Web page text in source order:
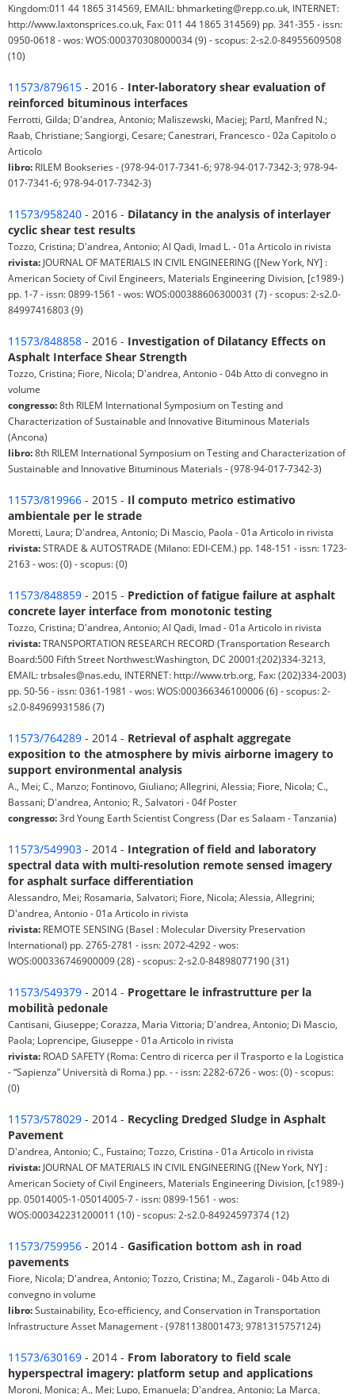
Kingdom:011 44 1865 314569, EMAIL: bhmarketing@repp.co.uk, INTERNET:
http://www.laxtonsprices.co.uk, Fax: 011 44 1865 314569) pp. 341-355 - issn:
0950-0618 - wos: WOS:000370308000034 (9) - scopus: 2-s2.0-84955609508
(10)
11573/879615 - 2016 - Inter-laboratory shear evaluation of
reinforced bituminous interfaces
Ferrotti, Gilda; D'andrea, Antonio; Maliszewski, Maciej; Partl, Manfred N.;
Raab, Christiane; Sangiorgi, Cesare; Canestrari, Francesco - 02a Capitolo o
Articolo
libro: RILEM Bookseries - (978-94-017-7341-6; 978-94-017-7342-3; 978-94-
017-7341-6; 978-94-017-7342-3)
11573/958240 - 2016 - Dilatancy in the analysis of interlayer
cyclic shear test results
Tozzo, Cristina; D'andrea, Antonio; Al Qadi, Imad L. - 01a Articolo in rivista
rivista: JOURNAL OF MATERIALS IN CIVIL ENGINEERING ([New York, NY] :
American Society of Civil Engineers, Materials Engineering Division, [c1989-)
pp. 1-7 - issn: 0899-1561 - wos: WOS:000388606300031 (7) - scopus: 2-s2.0-
84997416803 (9)
11573/848858 - 2016 - Investigation of Dilatancy Effects on
Asphalt Interface Shear Strength
Tozzo, Cristina; Fiore, Nicola; D'andrea, Antonio - 04b Atto di convegno in
volume
congresso:8th RILEM International Symposium on Testing and
Characterization of Sustainable and Innovative Bituminous Materials
(Ancona)
libro:8th RILEM International Symposium on Testing and Characterization of
Sustainable and Innovative Bituminous Materials - (978-94-017-7342-3)
11573/819966 - 2015 - Il computo metrico estimativo
ambientale per le strade
Moretti, Laura; D'andrea, Antonio; Di Mascio, Paola - 01a Articolo in rivista
rivista:STRADE & AUTOSTRADE (Milano: EDI-CEM.) pp. 148-151 - issn: 1723-
2163 - wos: (0) - scopus: (0)
11573/848859 - 2015 - Prediction of fatigue failure at asphalt
concrete layer interface from monotonic testing
Tozzo, Cristina; D'andrea, Antonio; Al Qadi, Imad - 01a Articolo in rivista
rivista:TRANSPORTATION RESEARCH RECORD (Transportation Research
Board:500 Fifth Street Northwest:Washington, DC 20001:(202)334-3213,
EMAIL: trbsales@nas.edu, INTERNET: http://www.trb.org, Fax: (202)334-2003)
pp. 50-56 - issn: 0361-1981 - wos: WOS:000366346100006 (6) - scopus: 2-
s2.0-84969931586 (7)
11573/764289 - 2014 - Retrieval of asphalt aggregate
exposition to the atmosphere by mivis airborne imagery to
support environmental analysis
A., Mei; C., Manzo; Fontinovo, Giuliano; Allegrini, Alessia; Fiore, Nicola; C.,
Bassani; D'andrea, Antonio; R., Salvatori - 04f Poster
congresso:3rd Young Earth Scientist Congress (Dar es Salaam - Tanzania)
11573/549903 - 2014 - Integration of field and laboratory
spectral data with multi-resolution remote sensed imagery
for asphalt surface differentiation
Alessandro, Mei; Rosamaria, Salvatori; Fiore, Nicola; Alessia, Allegrini;
D'andrea, Antonio - 01a Articolo in rivista
rivista: REMOTE SENSING (Basel : Molecular Diversity Preservation
International) pp. 2765-2781 - issn: 2072-4292 - wos:
WOS:000336746900009 (28) - scopus: 2-s2.0-84898077190 (31)
11573/549379 - 2014 - Progettare le infrastrutture per la
mobilità pedonale
Cantisani, Giuseppe; Corazza, Maria Vittoria; D'andrea, Antonio; Di Mascio,
Paola; Loprencipe, Giuseppe - 01a Articolo in rivista
rivista: ROAD SAFETY (Roma: Centro di ricerca per il Trasporto e la Logistica
- “Sapienza” Università di Roma.) pp. - - issn: 2282-6726 - wos: (0) - scopus:
(0)
11573/578029 - 2014 - Recycling Dredged Sludge in Asphalt
Pavement
D'andrea, Antonio; C., Fustaino; Tozzo, Cristina - 01a Articolo in rivista
rivista: JOURNAL OF MATERIALS IN CIVIL ENGINEERING ([New York, NY] :
American Society of Civil Engineers, Materials Engineering Division, [c1989-)
pp. 05014005-1-05014005-7 - issn: 0899-1561 - wos:
WOS:000342231200011 (10) - scopus: 2-s2.0-84924597374 (12)
11573/759956 - 2014 - Gasification bottom ash in road
pavements
Fiore, Nicola; D'andrea, Antonio; Tozzo, Cristina; M., Zagaroli - 04b Atto di
convegno in volume
libro:Sustainability, Eco-efficiency, and Conservation in Transportation
Infrastructure Asset Management - (9781138001473; 9781315757124)
11573/630169 - 2014 - From laboratory to field scale
hyperspectral imagery: platform setup and applications
Moroni, Monica; A., Mei; Lupo, Emanuela; D'andrea, Antonio; La Marca,